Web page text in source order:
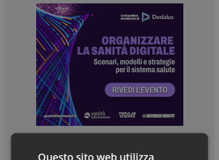
Questo sito web utilizza